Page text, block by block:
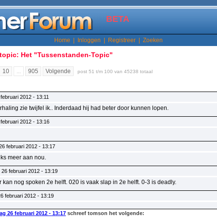
BETA
Home Inloggen Registreer Zoeken
topic: Het "Tussenstanden-Topic"
10 ... 905 Volgende post 51 t/m 100 van 45238 totaal
2012 - 13:11
zie twijfel ik.. Inderdaad hij had beter door kunnen lopen.
2012 - 13:16
februari 2012 - 13:17
meer aan nou.
februari 2012 - 13:19
kan nog spoken 2e helft. 020 is vaak slap in 2e helft. 0-3 is deadly.
februari 2012 - 13:19
26 februari 2012 - 13:17 schreef tomson het volgende: